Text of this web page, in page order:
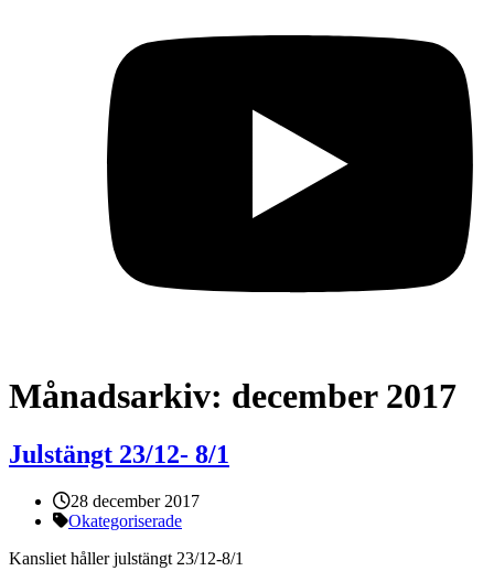
Månadsarkiv: december 2017
Julstängt 23/12- 8/1
Publicerat:
28 december 2017
Kategorier:
Okategoriserade
Kansliet håller julstängt 23/12-8/1